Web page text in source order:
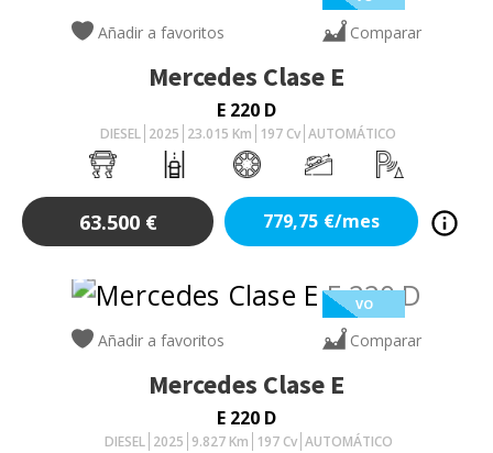
Añadir a favoritos Comparar
Mercedes Clase E
E 220 D
DIESEL 2025 23.015 Km 197 Cv AUTOMÁTICO
63.500 € 779,75 €/mes
VO
Añadir a favoritos Comparar
Mercedes Clase E
E 220 D
DIESEL 2025 9.827Km 197Cv AUTOMÁTICO